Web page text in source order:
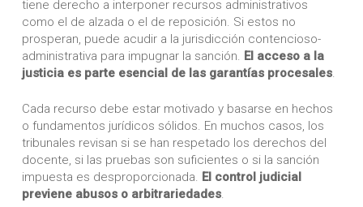
tiene derecho a interponer recursos administrativos
como el de alzada o el de reposición. Si estos no
prosperan, puede acudir a la jurisdicción contencioso-
administrativa para impugnar la sanción. El acceso a la
justicia es parte esencial de las garantías procesales.
Cada recurso debe estar motivado y basarse en hechos
o fundamentos jurídicos sólidos. En muchos casos, los
tribunales revisan si se han respetado los derechos del
docente, si las pruebas son suficientes o si la sanción
impuesta es desproporcionada. El control judicial
previene abusos o arbitrariedades.